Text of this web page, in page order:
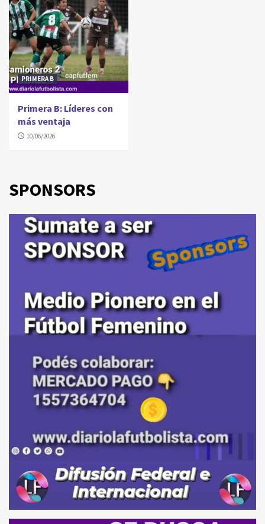
PRIMERA B
Primera B: Líderes con
más ventaja
10/06/2026
SPONSORS